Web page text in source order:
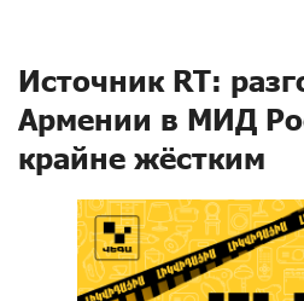
Источник RT:
Армении в МИД
крайне жёстким